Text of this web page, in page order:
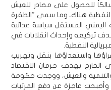
للحصول على مصادر للعيش
النفطية هناك، وما سمي "الطفرة
اليمني المستقل سياسة عدائية
تركيعه وإحداث انقلابات في
النفطية.
واستعداؤها بنقل وتهريب
الخارج بهدف حرمان الاقتصاد
والعيش، ووجدت حكومة
وأصبحت عاجزة عن دفع المرتبات